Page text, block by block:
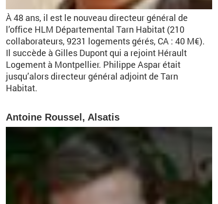
À 48 ans, il est le nouveau directeur général de
l’office HLM Départemental Tarn Habitat (210
collaborateurs, 9231 logements gérés, CA : 40 M€).
Il succède à Gilles Dupont qui a rejoint Hérault
Logement à Montpellier. Philippe Aspar était
jusqu’alors directeur général adjoint de Tarn
Habitat.
Antoine Roussel, Alsatis